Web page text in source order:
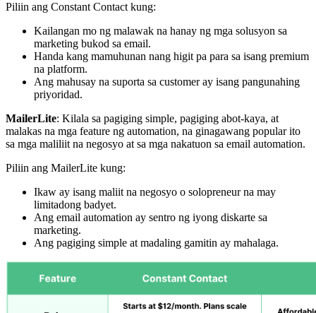
Piliin ang Constant Contact kung:
Kailangan mo ng malawak na hanay ng mga solusyon sa
marketing bukod sa email.
Handa kang mamuhunan nang higit pa para sa isang premium
na platform.
Ang mahusay na suporta sa customer ay isang pangunahing
priyoridad.
MailerLite: Kilala sa pagiging simple, pagiging abot-kaya, at
malakas na mga feature ng automation, na ginagawang popular ito
sa mga maliliit na negosyo at sa mga nakatuon sa email automation.
Piliin ang MailerLite kung:
Ikaw ay isang maliit na negosyo o solopreneur na may
limitadong badyet.
Ang email automation ay sentro ng iyong diskarte sa
marketing.
Ang pagiging simple at madaling gamitin ay mahalaga.